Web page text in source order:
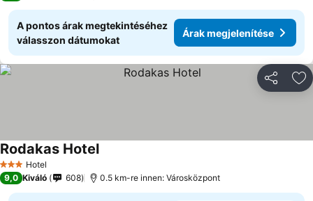
A pontos árak megtekintéséhez
válasszon dátumokat
Árak megjelenítése
3 Kategória
Hotel
Rodakas HotelÁrak megjelenítése
9,0 Kiváló 608 0.5 km-re innen: Városközpont